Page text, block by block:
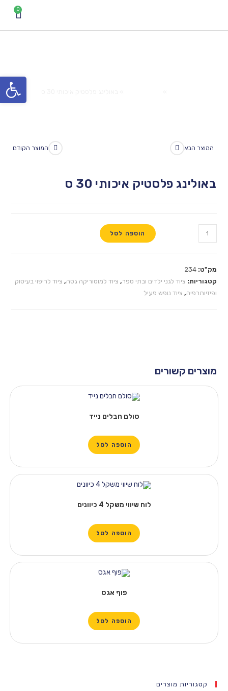
המוצר הקודם המוצר הבא
באולינג פלסטיק איכותי 30 ס
הוספה לסל
מק"ט:234
קטגוריות: ציוד לגני ילדים ובתי ספר, ציוד למוטוריקה גסה, ציוד לריפוי בעיסוק
ופיזיותרפיה, ציוד נופש פעיל
מוצרים קשורים
סולם חבלים נייד
הוספה לסל
לוח שיווי משקל 4 כיוונים
הוספה לסל
פוף אגס
הוספה לסל
קטגוריות מוצרים
פתח סרגל נגישות